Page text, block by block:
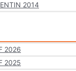
2014
2026
2025